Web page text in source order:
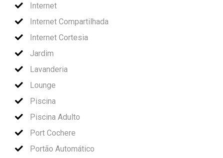
Internet
Internet Compartilhada
Internet Cortesia
Jardim
Lavanderia
Lounge
Piscina
Piscina Adulto
Port Cochere
Portão Automático